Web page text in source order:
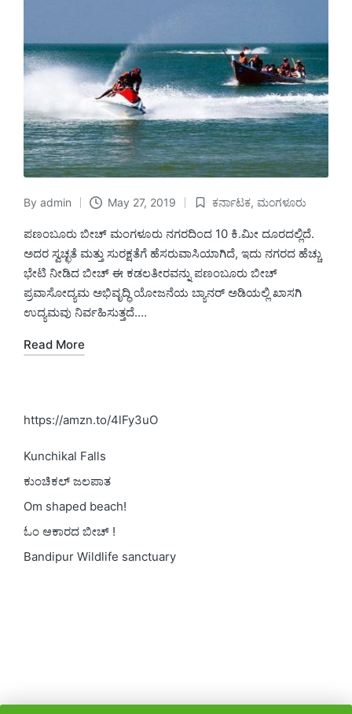
Posted
by
By admin May 27, 2019
Posted
in
ಕರ್ನಾಟಕ, ಮಂಗಳೂರು
ಪಣಂಬೂರು ಬೀಚ್ ಮಂಗಳೂರು ನಗರದಿಂದ 10 ಕಿ.ಮೀ ದೂರದಲ್ಲಿದೆ.
ಅದರ ಸ್ವಚ್ಛತೆ ಮತ್ತು ಸುರಕ್ಷತೆಗೆ ಹೆಸರುವಾಸಿಯಾಗಿದೆ, ಇದು ನಗರದ ಹೆಚ್ಚು
ಭೇಟಿ ನೀಡಿದ ಬೀಚ್ ಈ ಕಡಲತೀರವನ್ನು ಪಣಂಬೂರು ಬೀಚ್
ಪ್ರವಾಸೋದ್ಯಮ ಅಭಿವೃದ್ಧಿ ಯೋಜನೆಯ ಬ್ಯಾನರ್ ಅಡಿಯಲ್ಲಿ ಖಾಸಗಿ
ಉದ್ಯಮವು ನಿರ್ವಹಿಸುತ್ತದೆ.…
Read More
https://amzn.to/4lFy3uO
Kunchikal Falls
ಕುಂಚಿಕಲ್ ಜಲಪಾತ
Om shaped beach!
ಓಂ ಆಕಾರದ ಬೀಚ್ !
Bandipur Wildlife sanctuary